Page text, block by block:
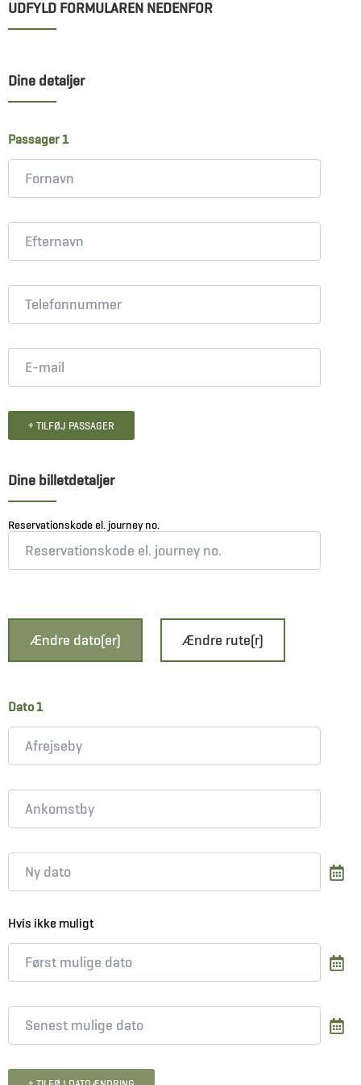
UDFYLD FORMULAREN NEDENFOR
Dine detaljer
Passager 1
+ TILFØJ PASSAGER
Dine billetdetaljer
Reservationskode el. journey no.
Ændre dato(er) Ændre rute(r)
Dato 1
Hvis ikke muligt